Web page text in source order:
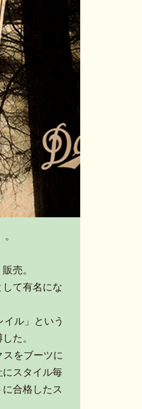
売。
て有名にな
ル」という
た。
スをブーツに
スタイル毎
合格したス